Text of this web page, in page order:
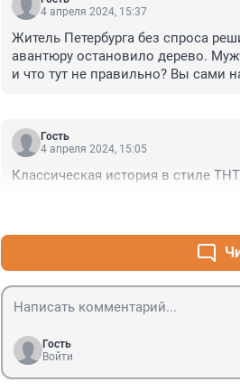
4 апреля 2024, 15:37
Житель Петербурга без спроса
авантюру остановило дерево.
и что тут не правильно? Вы сами
Гость
4 апреля 2024, 15:05
Классическая история в стиле ТНТ
Гость
Войти